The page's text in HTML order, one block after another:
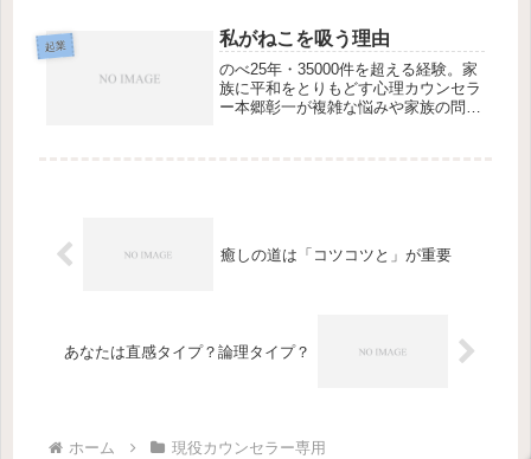
ンzoom対応。
起業 私がねこを吸う理由
のべ25年・35000件を超える経験。家
族に平和をとりもどす心理カウンセラ
ー本郷彰一が複雑な悩みや家族の問
癒しの道は「コツコツと」が重要
あなたは直感タイプ？論理タイプ？
ホーム 現役カウンセラー専用